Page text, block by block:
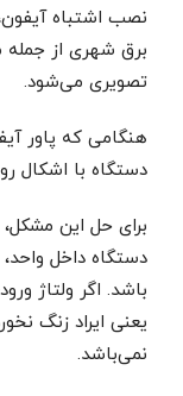
نصب اشتباه
برق شهری از جمله
تصویری می‌شود.
هنگامی که پاور
دستگاه با اشکال
برای حل این مشکل،
باشد. اگر ولتاژ
یعنی ایراد زنگ
نمی‌باشد.